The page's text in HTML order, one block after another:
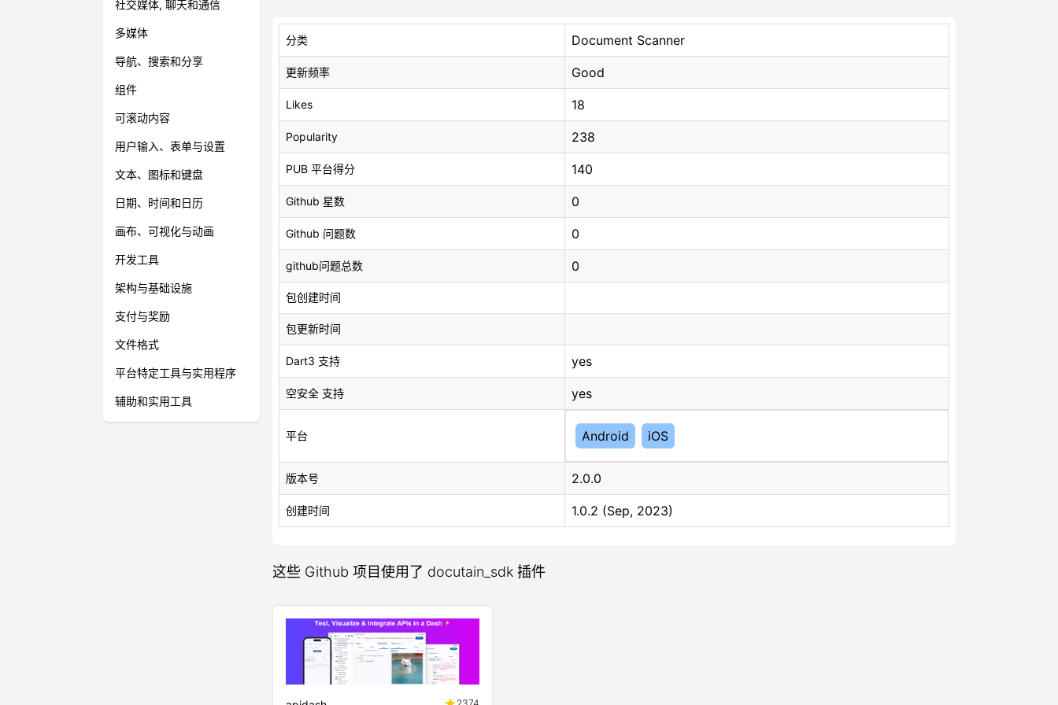
社交媒体, 聊天和通信
多媒体
导航、搜索和分享
组件
可滚动内容
用户输入、表单与设置
文本、图标和键盘
日期、时间和日历
画布、可视化与动画
开发工具
架构与基础设施
支付与奖励
文件格式
平台特定工具与实用程序
辅助和实用工具
分类 Document Scanner
更新频率 Good
Likes 18
Popularity 238
PUB 平台得分 140
Github 星数 0
Github 问题数 0
github问题总数 0
包创建时间
包更新时间
Dart3 支持 yes
空安全 支持 yes
平台 Android iOS
版本号 2.0.0
创建时间 1.0.2 (Sep, 2023)
这些 Github 项目使用了 docutain_sdk 插件